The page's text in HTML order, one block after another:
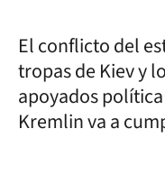
El conflicto del
tropas de Kiev y
apoyados
Kremlin va a